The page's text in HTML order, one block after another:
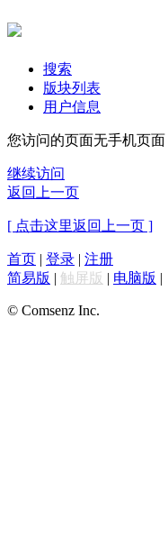
搜索
版块列表
用户信息
您访问的页面无手机页
继续访问
返回上一页
[ 点击这里返回上一页 ]
首页 | 登录 | 注册
简易版 | 触屏版 | 电脑版 |
© Comsenz Inc.